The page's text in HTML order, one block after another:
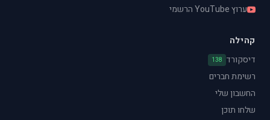
ערוץ YouTube הרשמי
קהילה
דיסקורד 138
רשימת חברים
החשבון שלי
שלחו תוכן